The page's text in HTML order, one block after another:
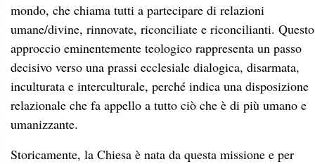
mondo, che chiama tutti a partecipare di relazioni
umane/divine, rinnovate, riconciliate e riconcilianti. Questo
approccio eminentemente teologico rappresenta un passo
decisivo verso una prassi ecclesiale dialogica, disarmata,
inculturata e interculturale, perché indica una disposizione
relazionale che fa appello a tutto ciò che è di più umano e
umanizzante.
Storicamente, la Chiesa è nata da questa missione e per